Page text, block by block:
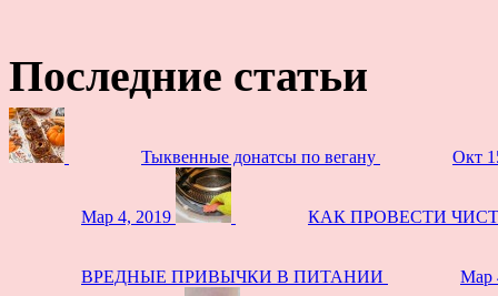
Последние статьи
Тыквенные донатсы по вегану Окт
Мар 4, 2019 КАК ПРОВЕСТИ
ВРЕДНЫЕ ПРИВЫЧКИ В ПИТАНИИ Мар